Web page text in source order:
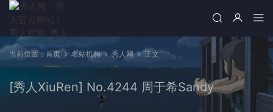
当前位置： 首页 名站机构 秀人网 正文
[秀人XiuRen] No.4244 周于希Sandy